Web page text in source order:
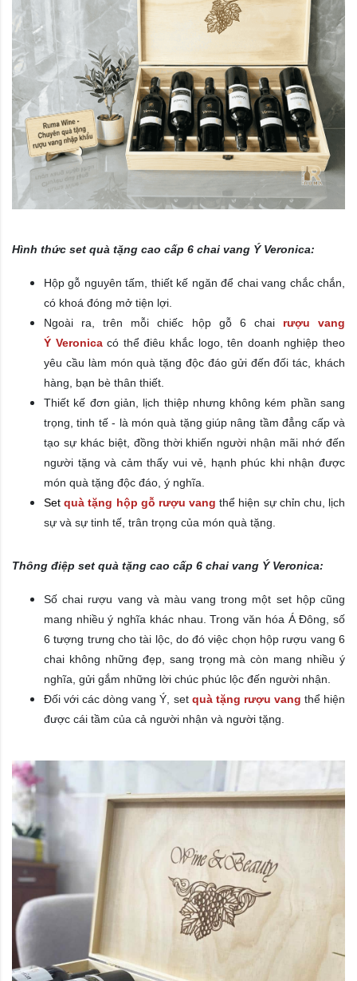
​​Hình thức set quà tặng cao cấp 6 chai vang Ý Veronica:
Hộp gỗ nguyên tấm, thiết kế ngăn để chai vang chắc chắn,
có khoá đóng mở tiện lợi.
​Ngoài ra, trên mỗi chiếc hộp gỗ 6 chai rượu vang
Ý Veronicacó thể điêu khắc logo, tên doanh nghiệp theo
yêu cầu làm món quà tặng độc đáo gửi đến đối tác, khách
hàng, bạn bè thân thiết.
Thiết kế đơn giản, lịch thiệp nhưng không kém phần sang
trọng, tinh tế - là món quà tặng giúp nâng tầm đẳng cấp và
tạo sự khác biệt, đồng thời khiến người nhận mãi nhớ đến
người tặng và cảm thấy vui vẻ, hạnh phúc khi nhận được
món quà tặng độc đáo, ý nghĩa.
Setquà tặng hộp gỗ rượu vang thể hiện sự chỉn chu, lịch
sự và sự tinh tế, trân trọng của món quà tặng.
Thông điệp set quà tặng cao cấp 6 chai vang Ý Veronica:
Số chai rượu vang và màu vang trong một set hộp cũng
mang nhiều ý nghĩa khác nhau. Trong văn hóa Á Đông, số
6 tượng trưng cho tài lộc, do đó việc chọn hộp rượu vang 6
chai không những đẹp, sang trọng mà còn mang nhiều ý
nghĩa, gửi gắm những lời chúc phúc lộc đến người nhận.
Đối với các dòng vang Ý, set quà tặng rượu vang thể hiện
được cái tầm của cả người nhận và người tặng.